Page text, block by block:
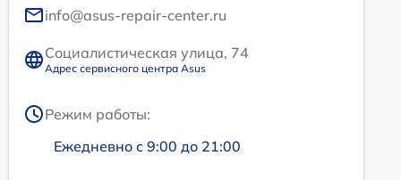
info@asus-repair-center.ru
Социалистическая улица, 74
Адрес сервисного центра Asus
Режим работы:
Ежедневно с 9:00 до 21:00